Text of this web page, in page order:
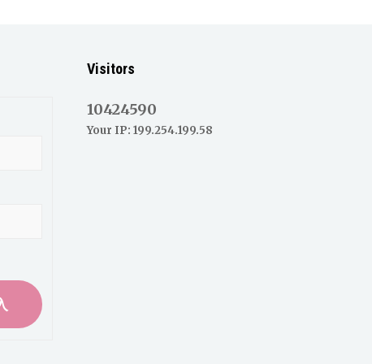
Visitors
10424590
Your IP: 199.254.199.58